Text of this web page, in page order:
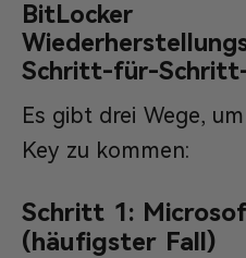
BitLocker
Schritt-für-
Es gibt drei Wege,
Key zu kommen:
Schritt 1:
(häufigster Fall)